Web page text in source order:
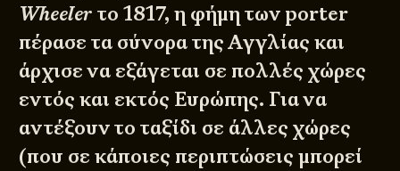
Wheeler το 1817, η φήμη των porter
πέρασε τα σύνορα της Αγγλίας και
άρχισε να εξάγεται σε πολλές χώρες
εντός και εκτός Ευρώπης. Για να
αντέξουν το ταξίδι σε άλλες χώρες
(που σε κάποιες περιπτώσεις μπορεί